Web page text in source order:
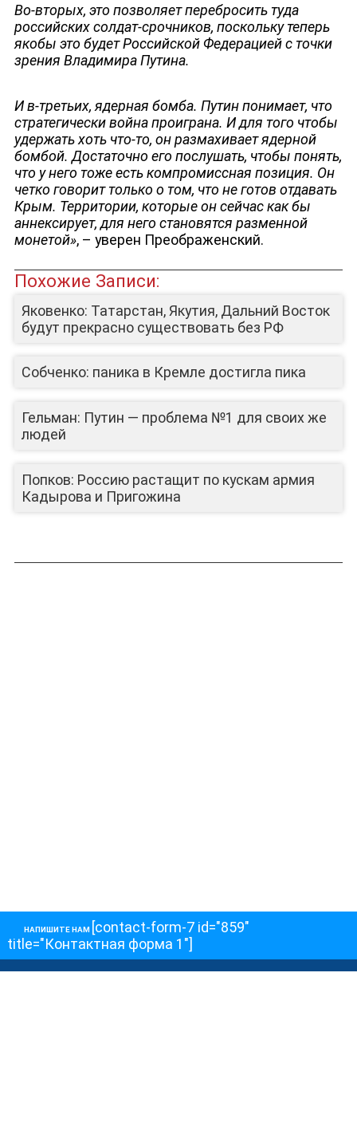
ЮТУБ-КАНАЛ
Во-вторых, это позволяет перебросить туда
российских солдат-срочников, поскольку теперь
якобы это будет Российской Федерацией с точки
зрения Владимира Путина.
И в-третьих, ядерная бомба. Путин понимает, что
стратегически война проиграна. И для того чтобы
удержать хоть что-то, он размахивает ядерной
бомбой. Достаточно его послушать, чтобы понять,
что у него тоже есть компромиссная позиция. Он
четко говорит только о том, что не готов отдавать
Крым. Территории, которые он сейчас как бы
аннексирует, для него становятся разменной
монетой», – уверен Преображенский.
Похожие Записи:
Яковенко: Татарстан, Якутия, Дальний Восток
будут прекрасно существовать без РФ
Собченко: паника в Кремле достигла пика
Гельман: Путин — проблема №1 для своих же
людей
Попков: Россию растащит по кускам армия
Кадырова и Пригожина
НАПИШИТЕ НАМ [contact-form-7 id="859"
title="Контактная форма 1"]